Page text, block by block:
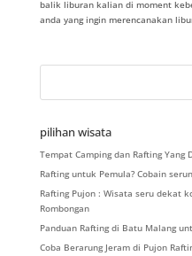
balik liburan kalian di moment
anda yang ingin merencanakan
pilihan wisata
Tempat Camping dan Rafting Yang
Rafting untuk Pemula? Cobain
Rafting Pujon : Wisata seru dekat
Rombongan
Panduan Rafting di Batu Malang
Coba Berarung Jeram di Pujon